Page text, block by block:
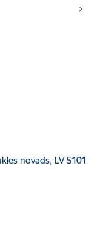
novads, LV 5101